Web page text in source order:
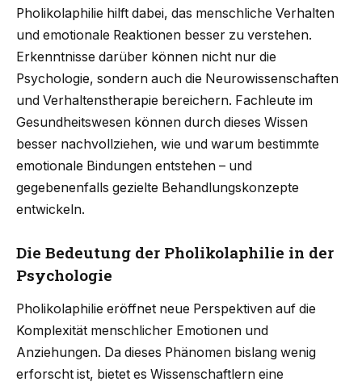
Pholikolaphilie hilft dabei, das menschliche Verhalten
und emotionale Reaktionen besser zu verstehen.
Erkenntnisse darüber können nicht nur die
Psychologie, sondern auch die Neurowissenschaften
und Verhaltenstherapie bereichern. Fachleute im
Gesundheitswesen können durch dieses Wissen
besser nachvollziehen, wie und warum bestimmte
emotionale Bindungen entstehen – und
gegebenenfalls gezielte Behandlungskonzepte
entwickeln.
Die Bedeutung der Pholikolaphilie in der
Psychologie
Pholikolaphilie eröffnet neue Perspektiven auf die
Komplexität menschlicher Emotionen und
Anziehungen. Da dieses Phänomen bislang wenig
erforscht ist, bietet es Wissenschaftlern eine